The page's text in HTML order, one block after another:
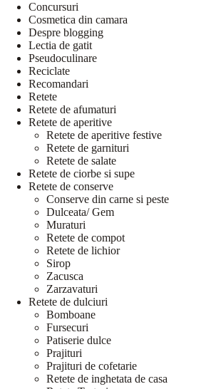
Concursuri
Cosmetica din camara
Despre blogging
Lectia de gatit
Pseudoculinare
Reciclate
Recomandari
Retete
Retete de afumaturi
Retete de aperitive
Retete de aperitive festive
Retete de garnituri
Retete de salate
Retete de ciorbe si supe
Retete de conserve
Conserve din carne si peste
Dulceata/ Gem
Muraturi
Retete de compot
Retete de lichior
Sirop
Zacusca
Zarzavaturi
Retete de dulciuri
Bomboane
Fursecuri
Patiserie dulce
Prajituri
Prajituri de cofetarie
Retete de inghetata de casa